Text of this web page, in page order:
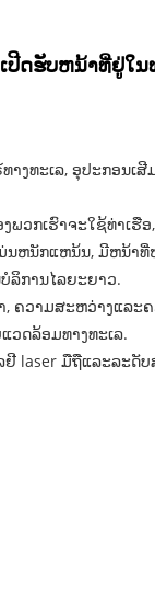
ປີດຮັບຫນ້າທີ່ຢູ່ໃນ
ງທະເລ, ອຸປະກອນເສີ
ພວກເຮົາຈະໃຊ້ທ່າເຮື
ນຫນັກແຫນ້ນ, ມີຫນ້າ
ລິການໄລຍະຍາວ.
ຄວາມສະຫວ່າງແລະ
ວດລ້ອມທາງທະເລ.
ຢີ laser ມືຖືແລະລະດັ